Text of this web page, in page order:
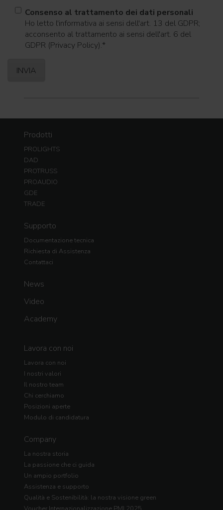
Consenso al trattamento dei dati personali
Ho letto l'informativa ai sensi dell'art. 13 del GDPR;
acconsento al trattamento ai sensi dell'art. 6 del
GDPR (Privacy Policy).*
Prodotti
PROLIGHTS
DAD
PROTRUSS
PROAUDIO
GDE
TRADE
Supporto
Documentazione tecnica
Richiesta di Assistenza
Contattaci
News
Video
Academy
Lavora con noi
Lavora con noi
I nostri valori
Il nostro team
Chi cerchiamo
Posizioni aperte
Modulo di candidatura
Company
La nostra storia
La passione che ci guida
Un ampio portfolio
Assistenza e supporto
Qualità e Sostenibilità: la nostra visione green